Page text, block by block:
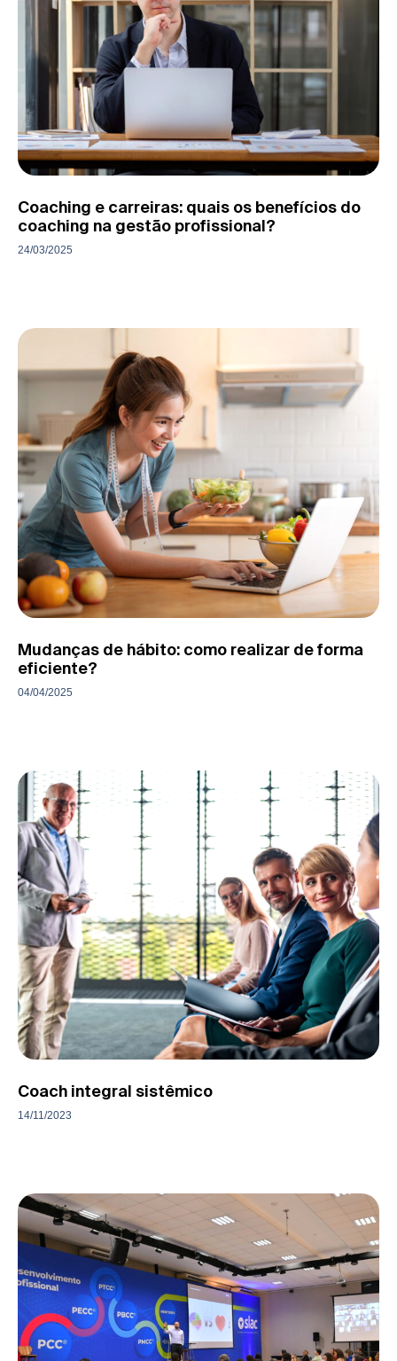
Coaching e carreiras: quais os benefícios do
coaching na gestão profissional?
24/03/2025
Mudanças de hábito: como realizar de forma
eficiente?
04/04/2025
Coach integral sistêmico
14/11/2023